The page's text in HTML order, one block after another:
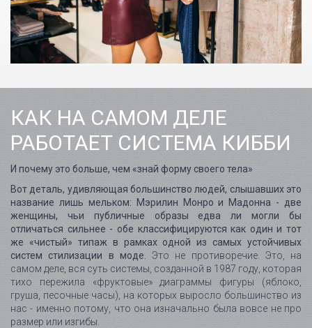
КАК НА САМОМ ДЕЛЕ
РАБОТАЕТ СИСТЕМА КИББИ
И почему это больше, чем «знай форму своего тела»
Вот деталь, удивляющая большинство людей, слышавших это
название лишь мельком: Мэрилин Монро и Мадонна - две
женщины, чьи публичные образы едва ли могли бы
отличаться сильнее - обе классифицируются как один и тот
же «чистый» типаж в рамках одной из самых устойчивых
систем стилизации в моде.
Это не противоречие. Это, на
самом деле, вся суть системы, созданной в 1987 году, которая
тихо пережила «фруктовые» диаграммы фигуры (яблоко,
груша, песочные часы), на которых выросло большинство из
нас - именно потому, что она изначально была вовсе не про
размер или изгибы.